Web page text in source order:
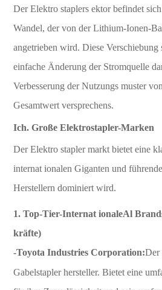
Der Elektro staplers ektor befindet
Wandel, der von der Lithium-Ionen-
angetrieben wird. Diese Verschiebung
einfache Änderung der Stromquelle
Verbesserung der Nutzungs muster
Gesamtwert versprechens.
Ich. Große Elektrostapler-Marken
Der Elektro stapler markt bietet eine
internat ionalen Giganten und
Herstellern dominiert wird.
1. Top-Tier-Internat ionaleAl
kräfte)
-Toyota Industries Corporation:Der
Gabelstapler hersteller. Bietet eine